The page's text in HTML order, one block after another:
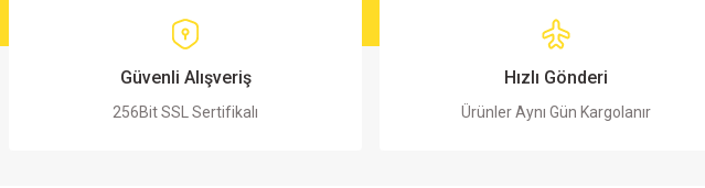
Ürün fiyatı diğer sitelerden daha pahalı.
Güvenli Alışveriş
256Bit SSL Sertifikalı
Hızlı Gönderi
Ürünler Aynı Gün Kargolanır